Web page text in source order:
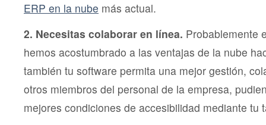
ERP en la nube más actual.
2. Necesitas colaborar en línea. Probablemente
hemos acostumbrado a las ventajas de la nube
también tu software permita una mejor gestión,
otros miembros del personal de la empresa,
mejores condiciones de accesibilidad mediante tu